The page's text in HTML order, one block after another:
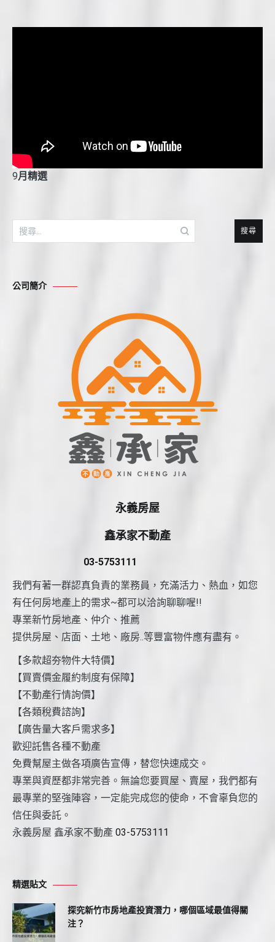
9月精選
搜
尋
字:
公司簡介
永義房屋
鑫承家不動產
03-5753111
我們有著一群認真負責的業務員，充滿活力、熱血，如您
有任何房地產上的需求~都可以洽詢聊聊喔!!
專業新竹房地產、仲介、推薦
提供房屋、店面、土地、廠房..等豐富物件應有盡有。
【多款超夯物件大特價】
【買賣價金履約制度有保障】
【不動產行情詢價】
【各類稅費諮詢】
【廣告量大客戶需求多】
歡迎託售各種不動產
免費幫屋主做各項廣告宣傳，替您快速成交。
專業與資歷都非常完善。無論您要買屋、賣屋，我們都有
最專業的堅強陣容，一定能完成您的使命，不會辜負您的
信任與委託。
永義房屋 鑫承家不動產 03-5753111
精選貼文
探究新竹市房地產投資潛力，哪個區域最值得關
注？